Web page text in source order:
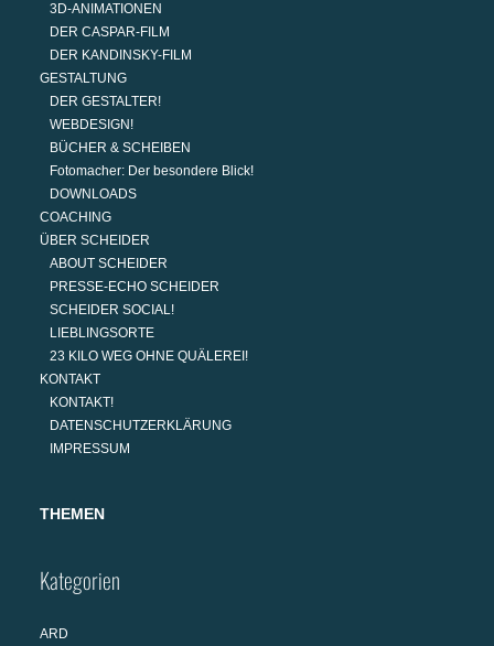
3D-ANIMATIONEN
DER CASPAR-FILM
DER KANDINSKY-FILM
GESTALTUNG
DER GESTALTER!
WEBDESIGN!
BÜCHER & SCHEIBEN
Fotomacher: Der besondere Blick!
DOWNLOADS
COACHING
ÜBER SCHEIDER
ABOUT SCHEIDER
PRESSE-ECHO SCHEIDER
SCHEIDER SOCIAL!
LIEBLINGSORTE
23 KILO WEG OHNE QUÄLEREI!
KONTAKT
KONTAKT!
DATENSCHUTZERKLÄRUNG
IMPRESSUM
THEMEN
Kategorien
ARD